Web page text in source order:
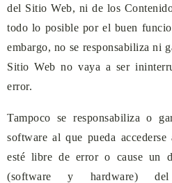
del Sitio Web, ni de los
todo lo posible por el buen
embargo, no se responsabiliza ni
Sitio Web no vaya a ser
error.
Tampoco se responsabiliza o
software al que pueda
esté libre de error o cause un
(software y hardware)